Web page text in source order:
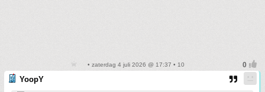
• zaterdag 4 juli 2026 @ 17:37 • 10
YoopY